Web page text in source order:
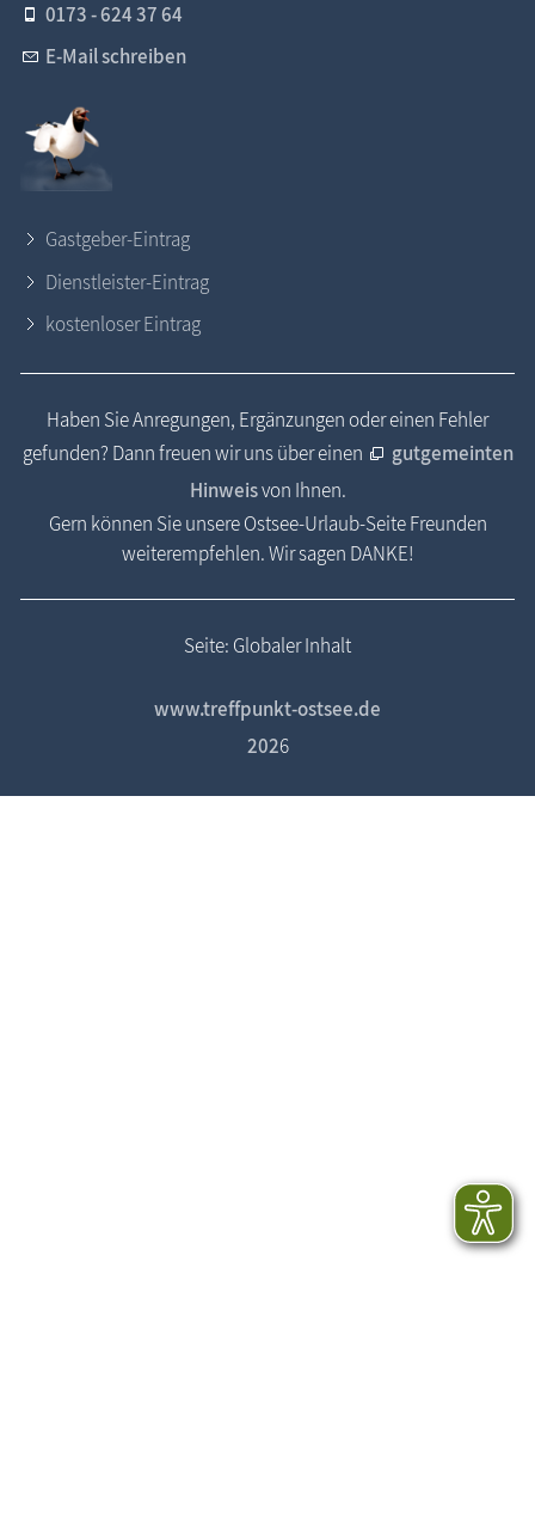
0173 - 624 37 64
E-Mail schreiben
Gastgeber-Eintrag
Dienstleister-Eintrag
kostenloser Eintrag
Haben Sie Anregungen, Ergänzungen oder einen Fehler
gefunden? Dann freuen wir uns über einen
gutgemeinten
Hinweisvon Ihnen.
Gern können Sie unsere Ostsee-Urlaub-Seite Freunden
weiterempfehlen. Wir sagen DANKE!
Seite: Globaler Inhalt
www.treffpunkt-ostsee.de
2026